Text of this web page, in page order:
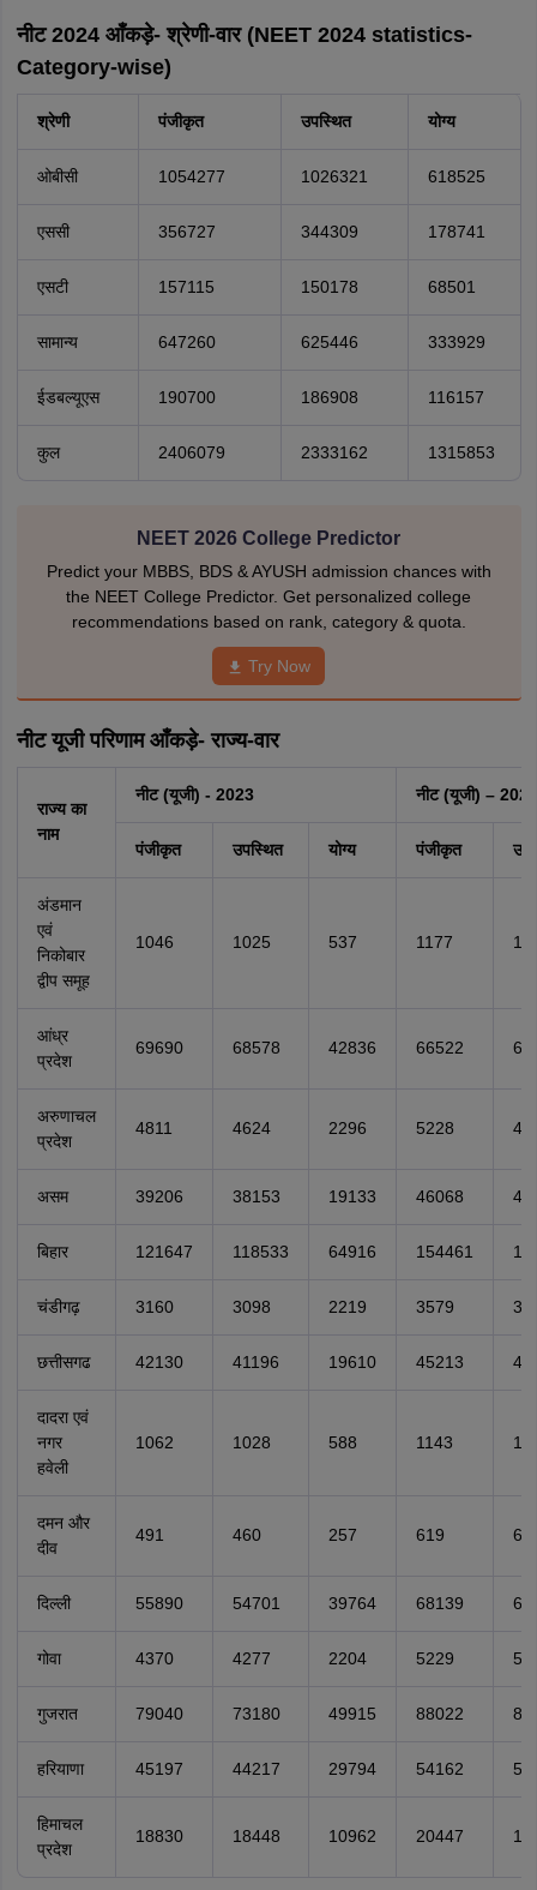
नीट 2024 आँकड़े- श्रेणी-वार (NEET 2024 statistics-
Category-wise)
श्रेणी पंजीकृत उपस्थित योग्य
ओबीसी 1054277 1026321 618525
एससी 356727 344309 178741
एसटी 157115 150178 68501
सामान्य 647260 625446 333929
ईडबल्यूएस 190700 186908 116157
कुल 2406079 2333162 1315853
NEET 2026 College Predictor
Predict your MBBS, BDS & AYUSH admission chances with
the NEET College Predictor. Get personalized college
recommendations based on rank, category & quota.
Try Now
नीट यूजी परिणाम आँकड़े- राज्य-वार
राज्य का
नाम
नीट (यूजी) - 2023 नीट (यूजी) – 2024
पंजीकृत उपस्थित योग्य पंजीकृत
अंडमान
एवं
निकोबार
द्वीप समूह
1046 1025 537 1177
आंध्र
प्रदेश
69690 68578 42836 66522
अरुणाचल
प्रदेश
4811 4624 2296 5228
असम 39206 38153 19133 46068
बिहार 121647 118533 64916 154461
चंडीगढ़ 3160 3098 2219 3579
छत्तीसगढ 42130 41196 19610 45213
दादरा एवं
नगर
हवेली
1062 1028 588 1143
दमन और
दीव
491 460 257 619
दिल्ली 55890 54701 39764 68139
गोवा 4370 4277 2204 5229
गुजरात 79040 73180 49915 88022
हरियाणा 45197 44217 29794 54162
हिमाचल
प्रदेश
18830 18448 10962 20447